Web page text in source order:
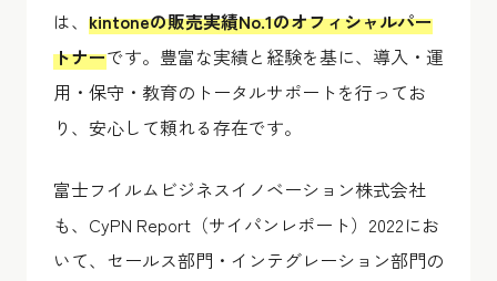
は、 kintoneの販売実績No.1のオフィシャルパー
トナーです。豊富な実績と経験を基に、導入・運
用・保守・教育のトータルサポートを行ってお
り、安心して頼れる存在です。
富士フイルムビジネスイノベーション株式会社
も、CyPN Report（サイパンレポート）2022にお
いて、セールス部門・インテグレーション部門の